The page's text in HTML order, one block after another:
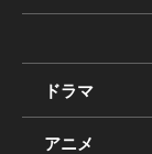
ドラマ
アニメ